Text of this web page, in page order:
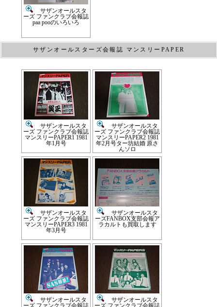
サザンオールスタ
ーズ ファンクラブ会報誌
paa pooのいろいろ
サザンオールスターズ会報誌 マンスリーPAPER
サザンオールスタ
ーズ ファンクラブ会報誌
マンスリーPAPER1 1981
年1月号
サザンオールスタ
ーズ ファンクラブ会報誌
マンスリーPAPER2 1981
年2月号ター坊結婚 原さ
んソロ
サザンオールスタ
ーズ ファンクラブ会報誌
マンスリーPAPER3 1981
年3月号
サザンオールスタ
ーズFANBOX支部会報ア
ラカルトも買取します
サザンオールスタ
ーズ ファンクラブ会報誌
サザンオールスタ
ーズ ファンクラブ会報誌